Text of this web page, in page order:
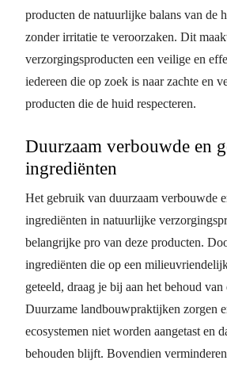
producten de natuurlijke balans van de
zonder irritatie te veroorzaken. Dit
verzorgingsproducten een veilige en
iedereen die op zoek is naar zachte en
producten die de huid respecteren.
Duurzaam verbouwde en
ingrediënten
Het gebruik van duurzaam verbouwde
ingrediënten in natuurlijke
belangrijke pro van deze producten.
ingrediënten die op een
geteeld, draag je bij aan het behoud van
Duurzame landbouwpraktijken zorgen
ecosystemen niet worden aangetast en
behouden blijft. Bovendien